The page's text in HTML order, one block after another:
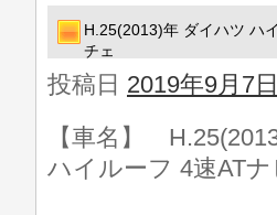
H.25(2013)年 ダイハツ ハ
チェ
投稿日 2019年9月7日
【車名】
ハイルーフ 4速AT